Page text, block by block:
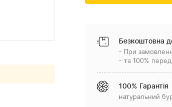
Безкоштовна
- При
- та 100%
100% Гарантія
натуральний